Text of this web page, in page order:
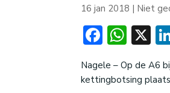
16 jan 2018 | Niet
X
Nagele – Op de A6
kettingbotsing